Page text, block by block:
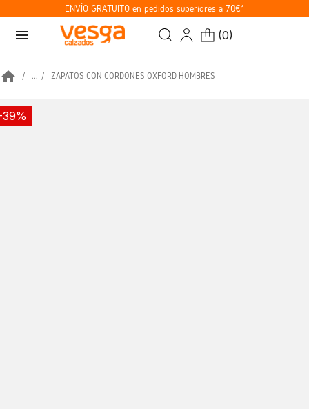
ENVÍO GRATUITO en pedidos superiores a 70€*
menu (0)
home ... ZAPATOS CON CORDONES OXFORD HOMBRES